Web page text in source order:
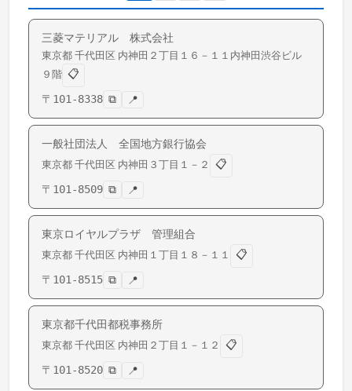
三菱マテリアル 株式会社
東京都 千代田区 内神田 ２丁目１６－１１内神田渋谷ビル
９階 📋
〒 101-8338 ⧉ 📍
一般社団法人 全国地方銀行協会
東京都 千代田区 内神田 ３丁目１－２
📋
〒 101-8509 ⧉ 📍
東京ロイヤルプラザ 管理組合
東京都 千代田区 内神田 １丁目１８－１１
📋
〒 101-8515 ⧉ 📍
東京都千代田都税事務所
東京都 千代田区 内神田 ２丁目１－１２
📋
〒 101-8520 ⧉ 📍